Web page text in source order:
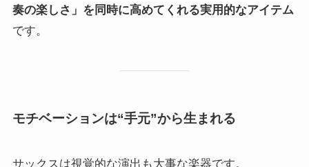
奏の楽しさ」を同時に高めてくれる実用的なアイテム
です。
モチベーションは“手元”から生まれる
サックスは視覚的な演出も大事な楽器です。